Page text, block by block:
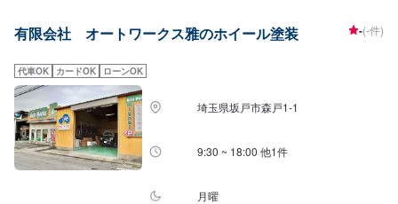
有限会社 オートワークス雅のホイール塗装 -(-件)
代車OK カードOK ローンOK
埼玉県坂戸市森戸1-1
9:30 ~ 18:00 他1件
月曜